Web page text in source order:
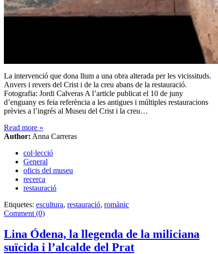
La intervenció que dona llum a una obra alterada per les vicissituds.
Anvers i revers del Crist i de la creu abans de la restauració.
Fotografia: Jordi Calveras A l’article publicat el 10 de juny
d’enguany es feia referència a les antigues i múltiples restauracions
prèvies a l’ingrés al Museu del Crist i la creu…
Read more »
Author: Anna Carreras
col·lecció
General
oficis del museu
recerca
restauració
Etiquetes: escultura, restauració, romànic
Comment (0)
Lina Ódena, la llegenda de la miliciana
suïcida i l’alcalde del Prat